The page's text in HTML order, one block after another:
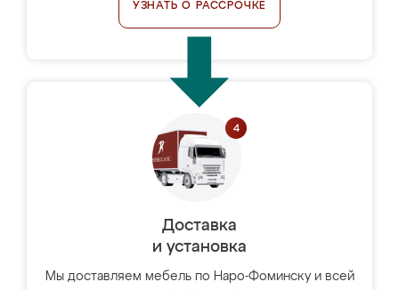
УЗНАТЬ О РАССРОЧКЕ
Доставка
и установка
Мы доставляем мебель по Наро-Фоминску и всей